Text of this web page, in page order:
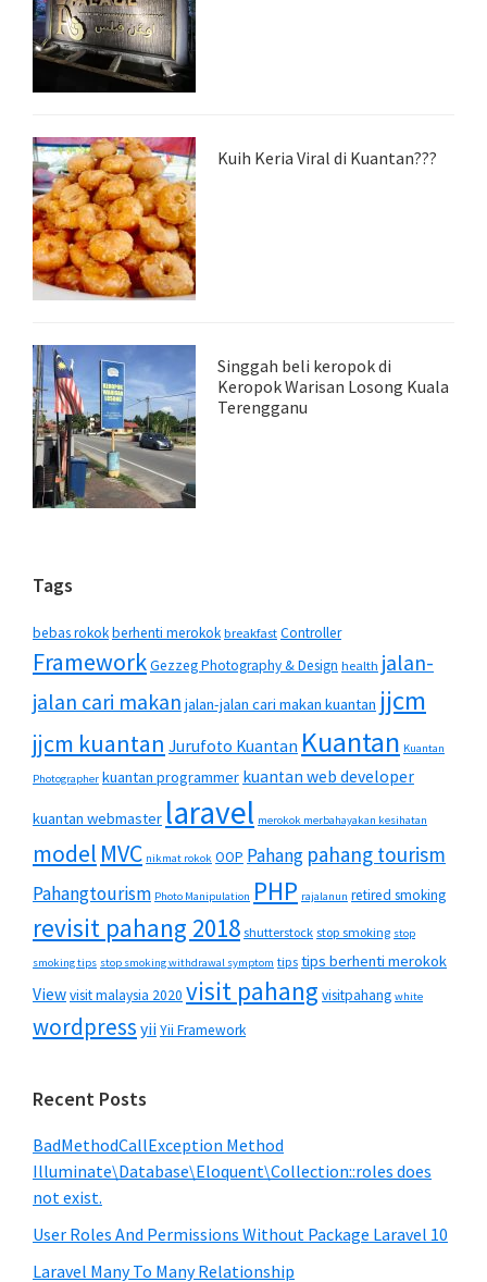
Kuih Keria Viral di Kuantan???
Singgah beli keropok di
Keropok Warisan Losong Kuala
Terengganu
Tags
bebas rokokberhenti merokok breakfast Controller
FrameworkGezzeg Photography & Design health jalan-
jalan cari makan jalan-jalan cari makan kuantan jjcm
jjcm kuantan Jurufoto Kuantan Kuantan Kuantan
Photographer kuantan programmer kuantan web developer
kuantan webmaster laravel merokok merbahayakan kesihatan
model MVC nikmat rokok OOP Pahang pahang tourism
Pahangtourism Photo Manipulation PHP rajalanun retired smoking
revisit pahang 2018 shutterstock stop smoking stop
smoking tips stop smoking withdrawal symptom tips tips berhenti merokok
Viewvisit malaysia 2020 visit pahang visitpahang white
wordpress yii Yii Framework
Recent Posts
BadMethodCallException Method
Illuminate\Database\Eloquent\Collection::roles does
not exist.
User Roles And Permissions Without Package Laravel 10
Laravel Many To Many Relationship